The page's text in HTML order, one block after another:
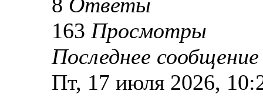
163 Просмотры
Последнее
Пт, 17 июля 2026,